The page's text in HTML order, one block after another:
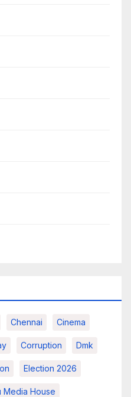
Chennai Cinema
Corruption Dmk
Election 2026
Media House